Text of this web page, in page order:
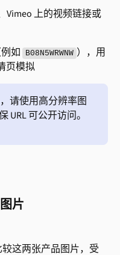
Vimeo 上的视频链接或
如 B08N5WRWNW ），用
页模拟
请使用高分辨率图
URL 可公开访问。
片
这两张产品图片，受